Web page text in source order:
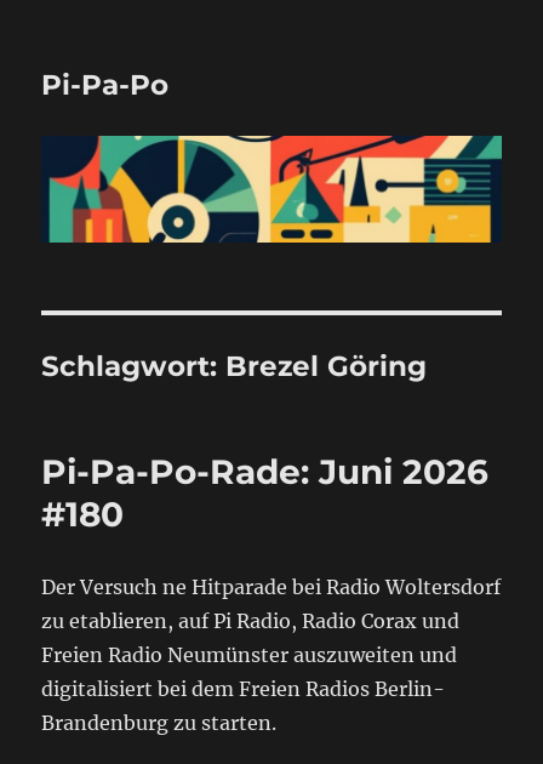
Pi-Pa-Po
Schlagwort: Brezel Göring
Pi-Pa-Po-Rade: Juni 2026
#180
Der Versuch ne Hitparade bei Radio Woltersdorf
zu etablieren, auf Pi Radio, Radio Corax und
Freien Radio Neumünster auszuweiten und
digitalisiert bei dem Freien Radios Berlin-
Brandenburg zu starten.